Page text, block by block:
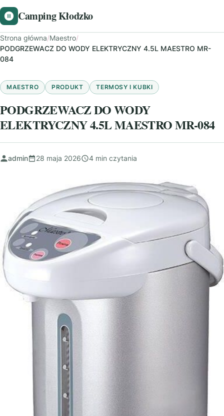
Camping Kłodzko
Strona główna/Maestro/
PODGRZEWACZ DO WODY ELEKTRYCZNY 4.5L MAESTRO MR-
084
MAESTRO PRODUKT TERMOSY I KUBKI
PODGRZEWACZ DO WODY
ELEKTRYCZNY 4.5L MAESTRO MR-084
admin 28 maja 2026 4 min czytania